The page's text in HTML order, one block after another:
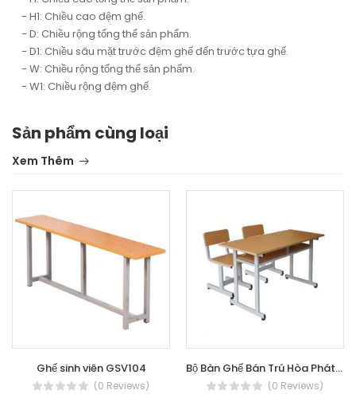
- H1: Chiều cao đệm ghế.
- D: Chiều rộng tổng thể sản phẩm.
- D1: Chiều sâu mặt trước đệm ghế đến trước tựa ghế.
- W: Chiều rộng tổng thể sản phẩm.
- W1: Chiều rộng đệm ghế.
Sản phẩm cùng loại
Xem Thêm
Ghế sinh viên GSV104
(0 Reviews)
Bộ Bàn Ghế Bán Trú Hòa Phát - The One
(0 Reviews)